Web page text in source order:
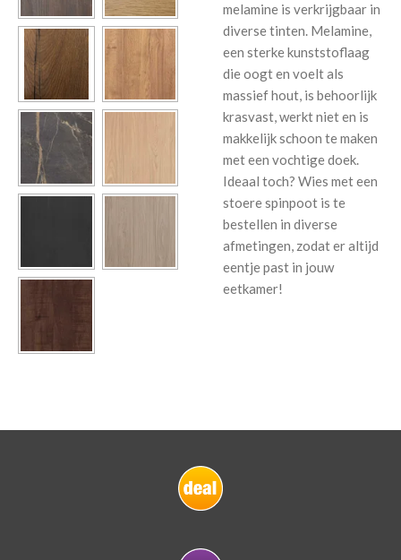
melamine is verkrijgbaar in
diverse tinten. Melamine,
een sterke kunststoflaag
die oogt en voelt als
massief hout, is behoorlijk
krasvast, werkt niet en is
makkelijk schoon te maken
met een vochtige doek.
Ideaal toch? Wies met een
stoere spinpoot is te
bestellen in diverse
afmetingen, zodat er altijd
eentje past in jouw
eetkamer!